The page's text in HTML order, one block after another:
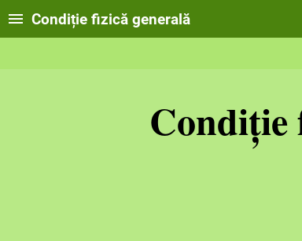
Condiție fizică generală
Condiție